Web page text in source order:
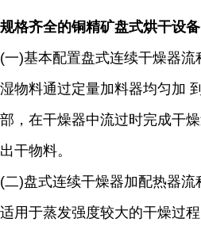
规格齐全的铜精矿盘式烘干设
(一)基本配置盘式连续干燥器流
湿物料通过定量加料器均匀加
部，在干燥器中流过时完成干
出干物料。
(二)盘式连续干燥器加配热器流
适用于蒸发强度较大的干燥过